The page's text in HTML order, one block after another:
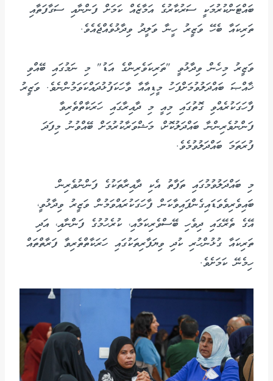
ބައްޓަންކުރުމަކީ ސަރުކާރުގެ އަމާޒެއް ކަމަށް ފަންނާއި ސަގާފަތާއި
ތަރިކައާ ބެހޭ ވަޒީރު ހީނާ ވަލީދު ވިދާޅުވެއްޖެއެވެ.
ވަޒީރު މިހެން ވިދާޅުވީ "ތަރިކަވެރިންގެ އަޑު" މި ނަމުގައި ބޭއްވި
ޚާއްޞަ ބައްދަލުވުމަށްފަހު މީޑިއާއާ ވާހަކަފުޅުދައްކަވަމުންނެވެ. ވަޒީރު
ފާހަގަކުރެއްވި ގޮތުގައި މިއީ މި ދާއިރާގައި ހަރަކާތްތެރިވާ
ފަންނުވެރިންނާ ބައްދަލުކޮށް، މަޝްވަރާކުރުމަށް ބޭއްވުނު މިފަދަ
ފުރަތަމަ ބައްދަލުވުމެވެ.
މި ބައްދަލުވުމުގައި ތަފާތު އެކި ދާއިރާތަކުގެ ފަންނުވެރިން
ބައިވެރިވެވަޑައިގެންފައިވާކަން ފާހަގަކުރައްވަމުން ވަޒީރު ވިދާޅުވީ،
އޭގެ ތެރޭގައި ދިވެހި ބޭސްވެރިކަމާއި، ކުރެހުމުގެ ފަންނާއި، އަދި
ތަރިކައާ ގުޅުންހުރި ކުދި ވިޔަފާރިތަކުގައި ހަރަކާތްތެރިވާ ފަރާތްތައް
ހިމެނޭ ކަމަށެވެ.